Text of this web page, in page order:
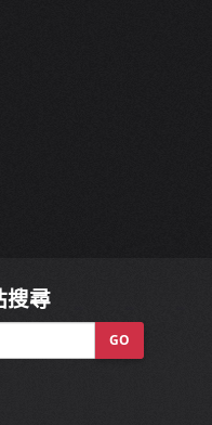
搜尋
GO